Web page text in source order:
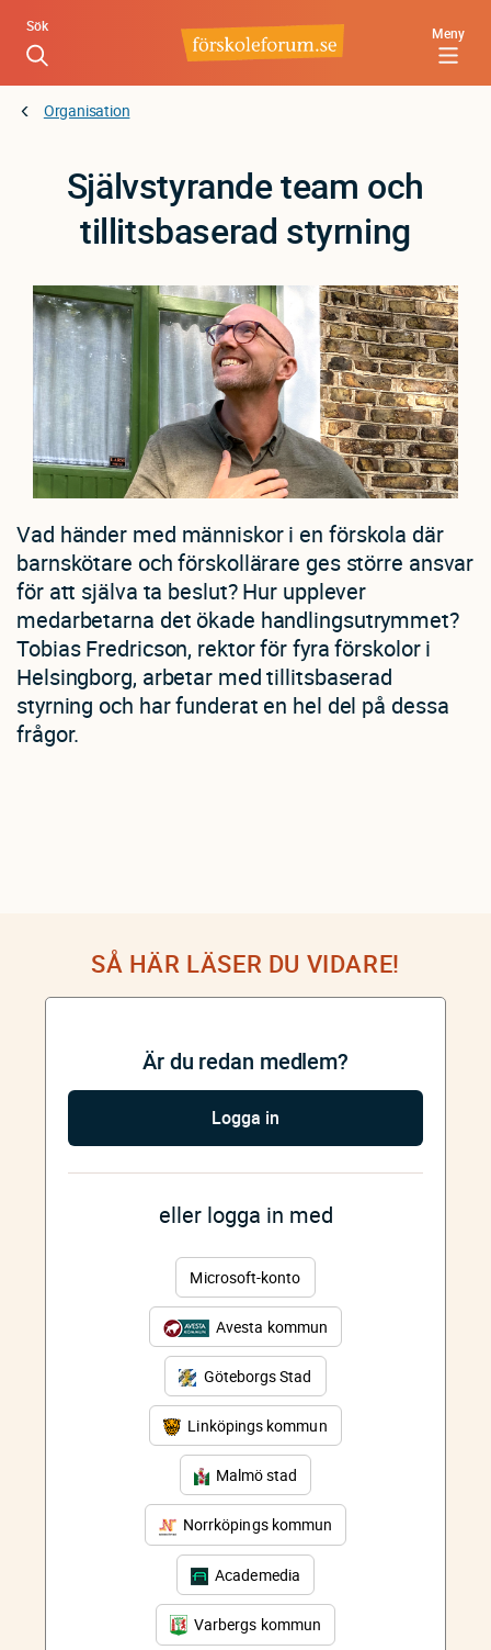
Hoppa
huvudinnehåll
Meny
Sök
Organisation
Självstyrande team och
tillitsbaserad styrning
Vad händer med människor i en förskola där
barnskötare och förskollärare ges större ansvar
för att själva ta beslut? Hur upplever
medarbetarna det ökade handlingsutrymmet?
Tobias Fredricson, rektor för fyra förskolor i
Helsingborg, arbetar med tillitsbaserad
styrning och har funderat en hel del på dessa
frågor.
SÅ HÄR LÄSER DU VIDARE!
Är du redan medlem?
Logga in
eller logga in med
Microsoft-konto
Avesta kommun
Göteborgs Stad
Linköpings kommun
Malmö stad
Norrköpings kommun
Academedia
Varbergs kommun